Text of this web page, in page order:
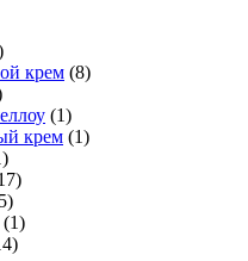
крем (8)
(1)
крем (1)
(1)